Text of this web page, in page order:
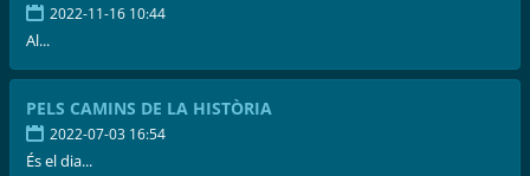
2022-11-16 10:44
Al...
PELS CAMINS DE LA HISTÒRIA
2022-07-03 16:54
És el dia...